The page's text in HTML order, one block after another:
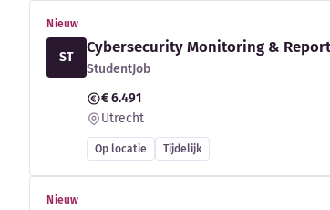
Nieuw
ST
Cybersecurity Monitoring &
StudentJob
€ 6.491
Utrecht
Op locatie Tijdelijk
Nieuw